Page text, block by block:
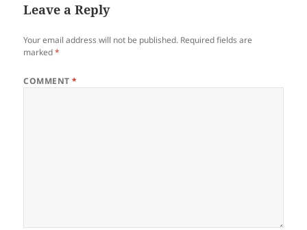
Leave a Reply
Your email address will not be published. Required fields are
marked*
COMMENT*